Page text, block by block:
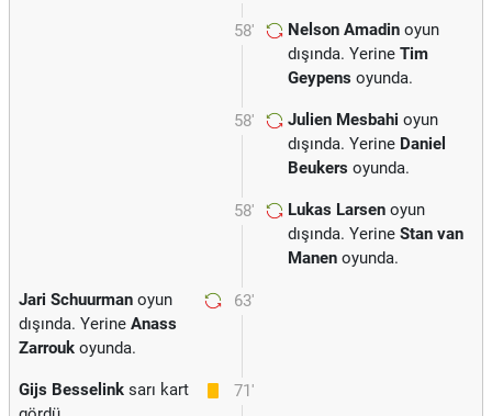
58' Nelson Amadin oyun
dışında. Yerine Tim
Geypens oyunda.
58' Julien Mesbahi oyun
dışında. Yerine Daniel
Beukers oyunda.
58' Lukas Larsen oyun
dışında. Yerine Stan van
Manen oyunda.
63'
Jari Schuurman oyun
dışında. Yerine Anass
Zarrouk oyunda.
71'
Gijs Besselink sarı kart